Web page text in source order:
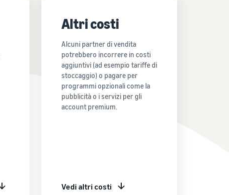
Altri costi
Alcuni partner di vendita
potrebbero incorrere in costi
aggiuntivi (ad esempio tariffe di
stoccaggio) o pagare per
programmi opzionali come la
pubblicità o i servizi per gli
account premium.
Vedi altri costi